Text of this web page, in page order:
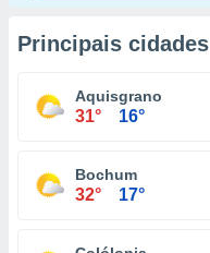
Principais cidades
Aquisgrano
31° 16°
Bochum
32° 17°